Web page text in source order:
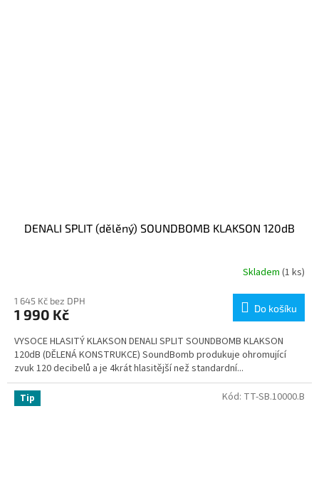
DENALI SPLIT (dělěný) SOUNDBOMB KLAKSON 120dB
Skladem (1 ks)
1 645 Kč bez DPH
1 990 Kč Do košíku
VYSOCE HLASITÝ KLAKSON DENALI SPLIT SOUNDBOMB KLAKSON
120dB (DĚLENÁ KONSTRUKCE) SoundBomb produkuje ohromující
zvuk 120 decibelů a je 4krát hlasitější než standardní...
Tip Kód: TT-SB.10000.B